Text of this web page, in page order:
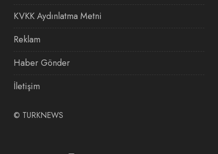
KVKK Aydınlatma Metni
Reklam
Haber Gönder
İletişim
© TURKNEWS